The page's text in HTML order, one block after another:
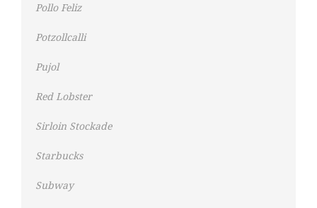
Pollo Feliz
Potzollcalli
Pujol
Red Lobster
Sirloin Stockade
Starbucks
Subway